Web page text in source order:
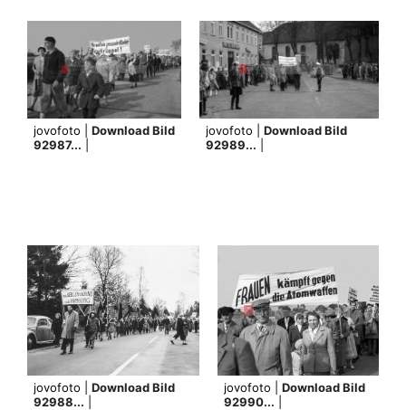
jovofoto | Download Bild
92987...
jovofoto | Download Bild
92989...
jovofoto | Download Bild
92988...
jovofoto | Download Bild
92990...